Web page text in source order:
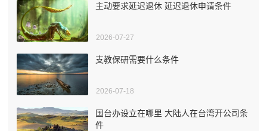
主动要求延迟退休 延迟退休申请条件
2026-07-27
支教保研需要什么条件
2026-07-18
国台办设立在哪里 大陆人在台湾开公司条
件